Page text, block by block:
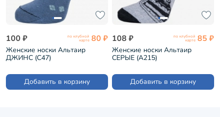
100 ₽ по клубной
карте 80 ₽
Женские носки Альтаир
ДЖИНС (С47)
Добавить в корзину
108 ₽ по клубной
карте 85 ₽
Женские носки Альтаир
СЕРЫЕ (А215)
Добавить в корзину